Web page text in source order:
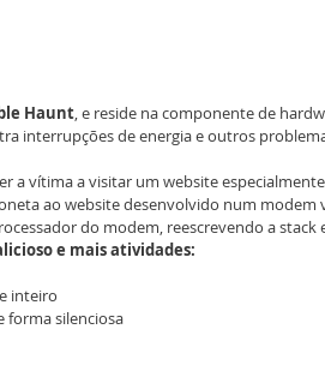
Haunt, e reside na componente de
interrupções de energia e outros
a vítima a visitar um website
ao website desenvolvido num
do modem, reescrevendo a
e mais atividades:
inteiro
forma silenciosa